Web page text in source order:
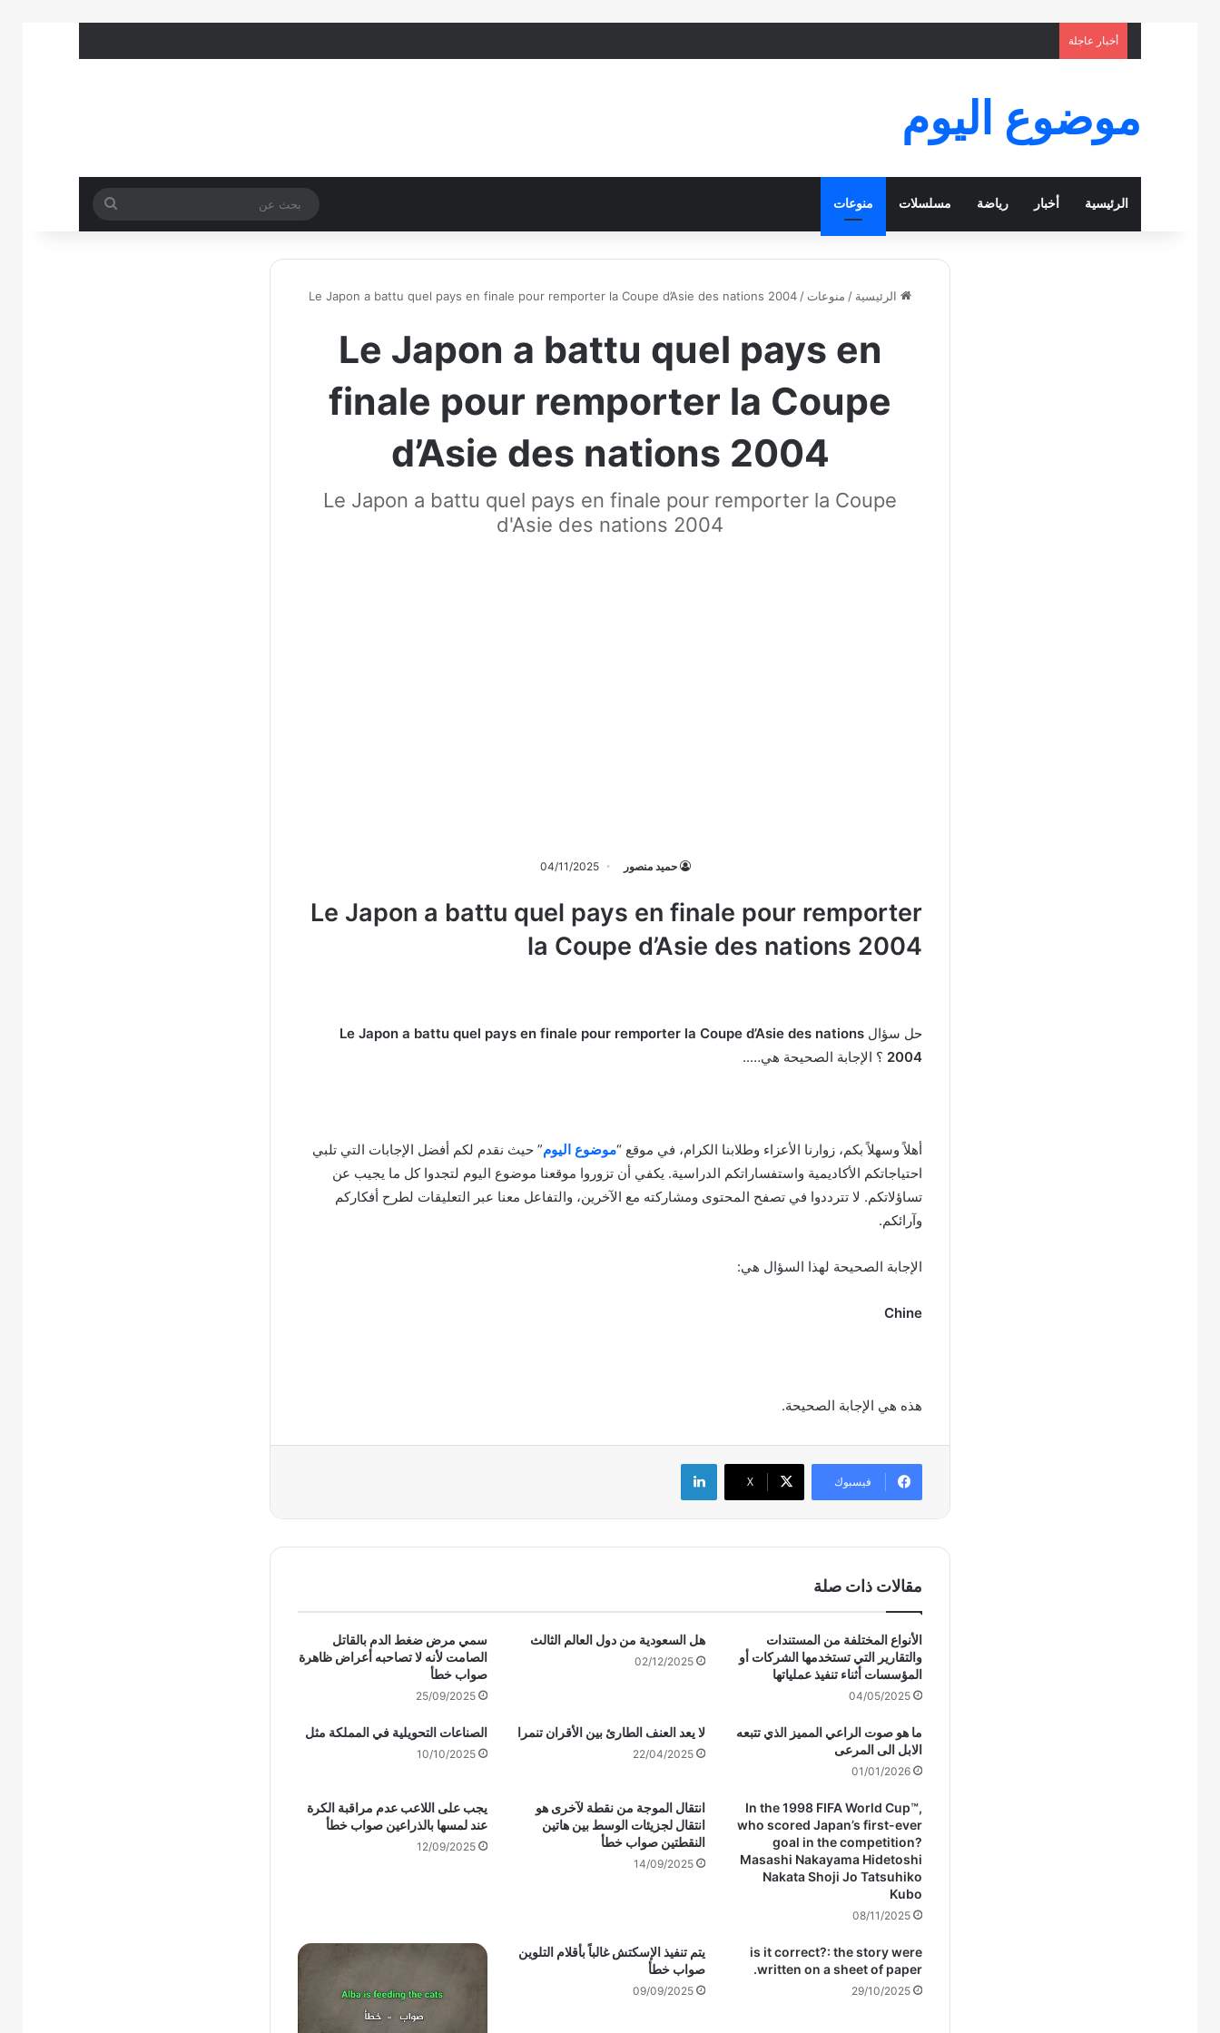
أخبار عاجلة
موضوع اليوم
الرئيسية أخبار رياضة مسلسلات منوعات
بحث
عن
الرئيسية / منوعات /
Le Japon a battu quel pays en finale pour remporter la Coupe d’Asie des nations 2004
Le Japon a battu quel pays en
finale pour remporter la Coupe
d’Asie des nations 2004
Le Japon a battu quel pays en finale pour remporter la Coupe
d'Asie des nations 2004
حميد منصور 04/11/2025
Le Japon a battu quel pays en finale pour remporter
la Coupe d’Asie des nations 2004
حل سؤال Le Japon a battu quel pays en finale pour remporter la Coupe d’Asie des nations
2004 ؟ الإجابة الصحيحة هي…..
أهلاً وسهلاً بكم، زوارنا الأعزاء وطلابنا الكرام، في موقع “موضوع اليوم” حيث نقدم لكم أفضل الإجابات التي تلبي
احتياجاتكم الأكاديمية واستفساراتكم الدراسية. يكفي أن تزوروا موقعنا موضوع اليوم لتجدوا كل ما يجيب عن
تساؤلاتكم. لا تترددوا في تصفح المحتوى ومشاركته مع الآخرين، والتفاعل معنا عبر التعليقات لطرح أفكاركم
وآرائكم.
الإجابة الصحيحة لهذا السؤال هي:
Chine
هذه هي الإجابة الصحيحة.
فيسبوك ‫X
لينكدإن
مقالات ذات صلة
الأنواع المختلفة من المستندات
والتقارير التي تستخدمها الشركات أو
المؤسسات أثناء تنفيذ عملياتها
04/05/2025
هل السعودية من دول العالم الثالث
02/12/2025
سمي مرض ضغط الدم بالقاتل
الصامت لأنه لا تصاحبه أعراض ظاهرة
صواب خطأ
25/09/2025
ما هو صوت الراعي المميز الذي تتبعه
الابل الى المرعى
01/01/2026
لا يعد العنف الطارئ بين الأقران تنمرا
22/04/2025
الصناعات التحويلية في المملكة مثل
10/10/2025
In the 1998 FIFA World Cup™,
who scored Japan’s first-ever
goal in the competition?
Masashi Nakayama Hidetoshi
Nakata Shoji Jo Tatsuhiko
Kubo
08/11/2025
انتقال الموجة من نقطة لآخرى هو
انتقال لجزيئات الوسط بين هاتين
النقطتين صواب خطأ
14/09/2025
يجب على اللاعب عدم مراقبة الكرة
عند لمسها بالذراعين صواب خطأ
12/09/2025
is it correct?: the story were
written on a sheet of paper.
29/10/2025
يتم تنفيذ الإسكتش غالباً بأقلام التلوين
صواب خطأ
09/09/2025